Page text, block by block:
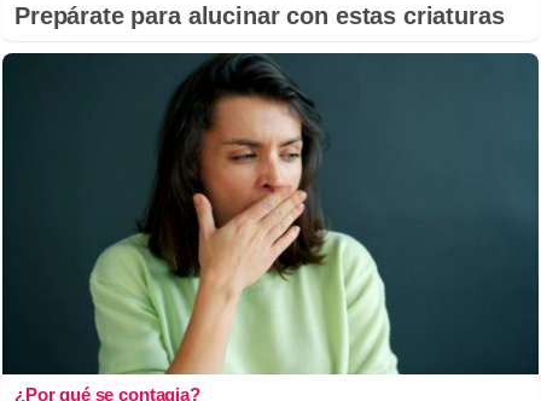
Prepárate para alucinar con estas criaturas
¿Por qué se contagia?